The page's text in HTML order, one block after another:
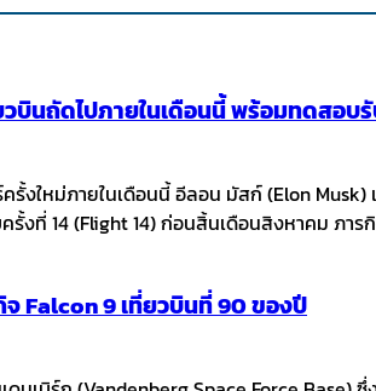
บินถัดไปภายในเดือนนี้ พร้อมทดสอบ
งใหม่ภายในเดือนนี้ อีลอน มัสก์ (Elon
ที่ 14 (Flight 14) ก่อนสิ้นเดือนสิงหาคม ภา
Falcon 9 เที่ยวบินที่ 90 ของปี